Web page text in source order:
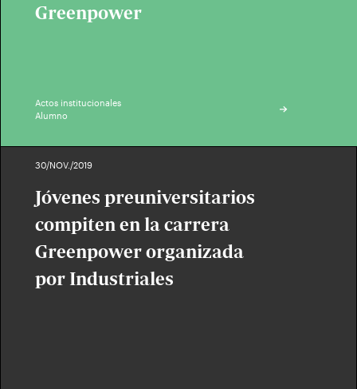
Greenpower
Actos institucionales
Alumno
30/NOV./2019
Jóvenes preuniversitarios
compiten en la carrera
Greenpower organizada
por Industriales